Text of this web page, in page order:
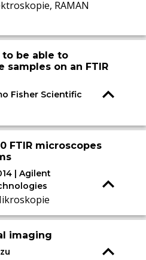
RAMAN
be able to
samples on an FTIR
Fisher Scientific
FTIR microscopes
| Agilent
imaging